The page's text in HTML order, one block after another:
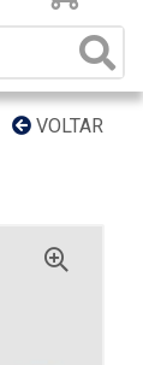
VOLTAR